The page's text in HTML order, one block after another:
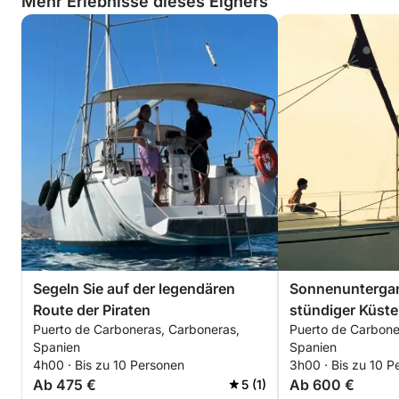
vereint.
Segeln Sie auf der legendären
Route der Piraten
Puerto de Carboneras, Carboneras,
Spanien
4h00 · Bis zu 10 Personen
Ab 475 € 5 (1)
stündiger
Carboneras
Puerto de
Spanien
3h00 · Bis zu 10
Ab 600 €